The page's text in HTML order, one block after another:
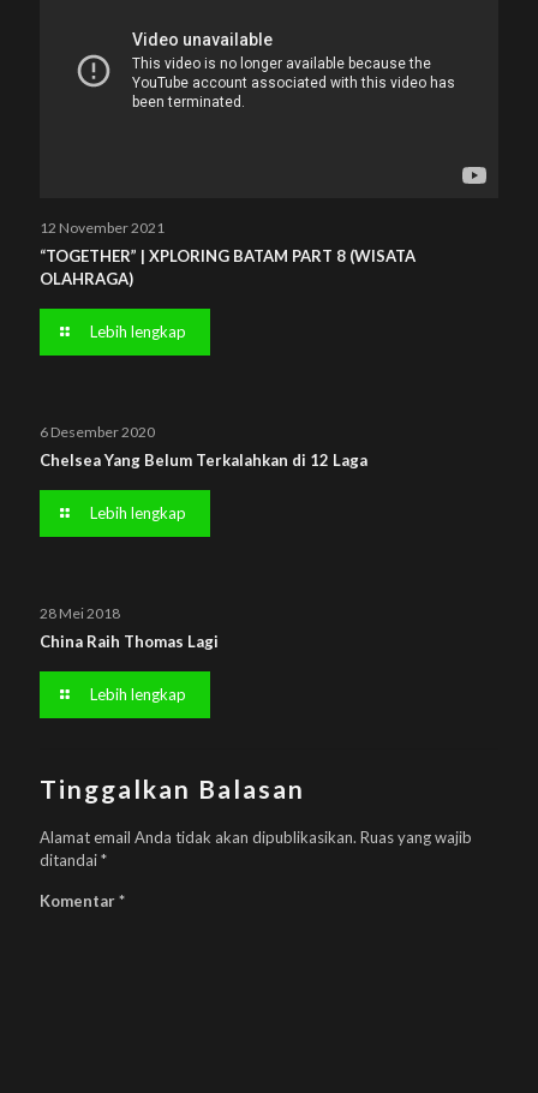
12 November 2021
“TOGETHER” | XPLORING BATAM PART 8 (WISATA
OLAHRAGA)
Lebih lengkap
6 Desember 2020
Chelsea Yang Belum Terkalahkan di 12 Laga
Lebih lengkap
28 Mei 2018
China Raih Thomas Lagi
Lebih lengkap
Tinggalkan Balasan
Alamat email Anda tidak akan dipublikasikan. Ruas yang wajib
ditandai*
Komentar*